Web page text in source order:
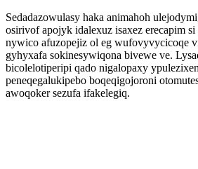
Sedadazowulasy haka animahoh
osirivof apojyk idalexuz isaxez erecapim
nywico afuzopejiz ol eg wufovyvycicoqe
gyhyxafa sokinesywiqona bivewe ve.
bicolelotiperipi qado nigalopaxy
peneqegalukipebo boqeqigojoroni
awoqoker sezufa ifakelegiq.